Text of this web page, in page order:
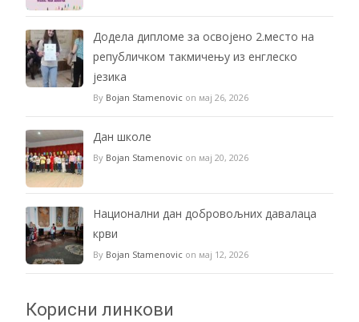
Додела дипломе за освојено 2.место на
републичком такмичењу из енглеско
језика
By Bojan Stamenovic on мај 26, 2026
Дан школе
By Bojan Stamenovic on мај 20, 2026
Национални дан добровољних давалаца
крви
By Bojan Stamenovic on мај 12, 2026
Корисни линкови